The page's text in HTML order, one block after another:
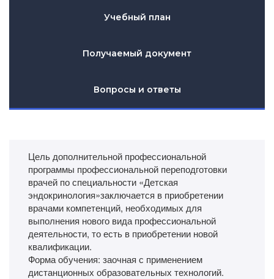
Учебный план
Получаемый документ
Вопросы и ответы
Цель дополнительной профессиональной
программы профессиональной переподготовки
врачей по специальности «Детская
эндокринология»заключается в приобретении
врачами компетенций, необходимых для
выполнения нового вида профессиональной
деятельности, то есть в приобретении новой
квалификации.
Форма обучения: заочная с применением
дистанционных образовательных технологий.